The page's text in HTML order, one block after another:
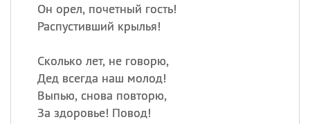
Он орел, почетный гость!
Распустивший крылья!
Сколько лет, не говорю,
Дед всегда наш молод!
Выпью, снова повторю,
За здоровье! Повод!